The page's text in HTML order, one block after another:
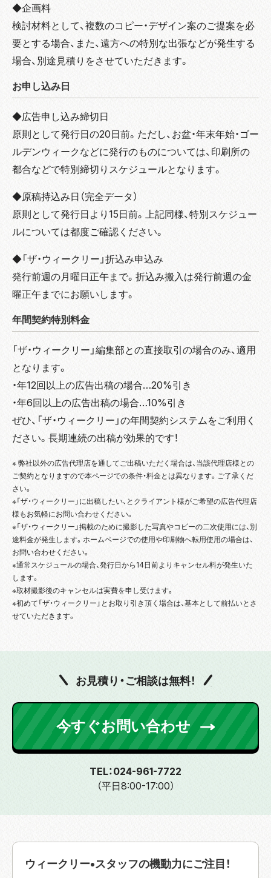
◆企画料
検討材料として、複数のコピー・デザイン案のご提案を必
要とする場合、また、遠方への特別な出張などが発生する
場合、別途見積りをさせていただきます。
お申し込み日
◆広告申し込み締切日
原則として発行日の20日前。ただし、お盆・年末年始・ゴー
ルデンウィークなどに発行のものについては、印刷所の
都合などで特別締切りスケジュールとなります。
◆原稿持込み日（完全データ）
原則として発行日より15日前。上記同様、特別スケジュー
ルについては都度ご確認ください。
◆「ザ・ウィークリー」折込み申込み
発行前週の月曜日正午まで。折込み搬入は発行前週の金
曜正午までにお願いします。
年間契約特別料金
「ザ・ウィークリー」編集部との直接取引の場合のみ、適用
となります。
・年12回以上の広告出稿の場合…20%引き
・年6回以上の広告出稿の場合…10%引き
ぜひ、「ザ・ウィークリー」の年間契約システムをご利用く
ださい。長期連続の出稿が効果的です！
※ 弊社以外の広告代理店を通してご出稿いただく場合は、当該代理店様との
ご契約となりますので本ページでの条件・料金とは異なります。ご了承くだ
さい。
※「ザ・ウィークリー」に出稿したい、とクライアント様がご希望の広告代理店
様もお気軽にお問い合わせください。
※「ザ・ウィークリー」掲載のために撮影した写真やコピーの二次使用には、別
途料金が発生します。ホームページでの使用や印刷物へ転用使用の場合は、
お問い合わせください。
※通常スケジュールの場合、発行日から14日前よりキャンセル料が発生いた
します。
※取材撮影後のキャンセルは実費を申し受けます。
※初めて「ザ・ウィークリー」とお取り引き頂く場合は、基本として前払いとさ
せていただきます。
お見積り・ご相談は無料！
今すぐお問い合わせ
TEL：024-961-7722
（平日8:00-17:00）
ウィークリー•スタッフの機動力にご注目！